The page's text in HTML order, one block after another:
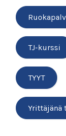
TJ-kurssi
TYYT
Yrittäjänä